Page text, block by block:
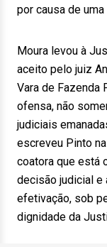
por causa de uma
Moura levou à
aceito pelo juiz
Vara de Fazenda
ofensa, não
judiciais
escreveu Pinto
coatora que está
decisão judicial e
efetivação, sob
dignidade da